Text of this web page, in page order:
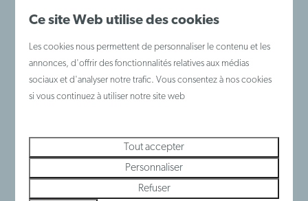
Ce site Web utilise des cookies
Les cookies nous permettent de personnaliser le contenu et les
annonces, d'offrir des fonctionnalités relatives aux médias
sociaux et d'analyser notre trafic. Vous consentez à nos cookies
si vous continuez à utiliser notre site web
Tout accepter
Personnaliser
Refuser